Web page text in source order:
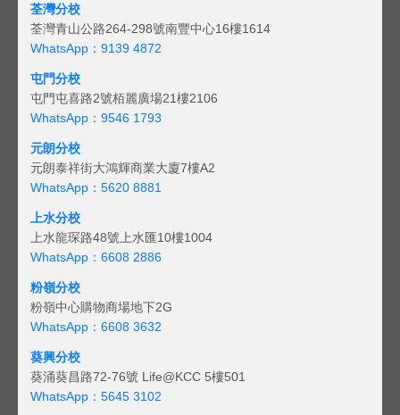
荃灣分校
荃灣青山公路264-298號南豐中心16樓1614
WhatsApp：9139 4872
屯門分校
屯門屯喜路2號栢麗廣場21樓2106
WhatsApp：9546 1793
元朗分校
元朗泰祥街大鴻輝商業大廈7樓A2
WhatsApp：5620 8881
上水分校
上水龍琛路48號上水匯10樓1004
WhatsApp：6608 2886
粉嶺分校
粉嶺中心購物商場地下2G
WhatsApp：6608 3632
葵興分校
葵涌葵昌路72-76號 Life@KCC 5樓501
WhatsApp：5645 3102